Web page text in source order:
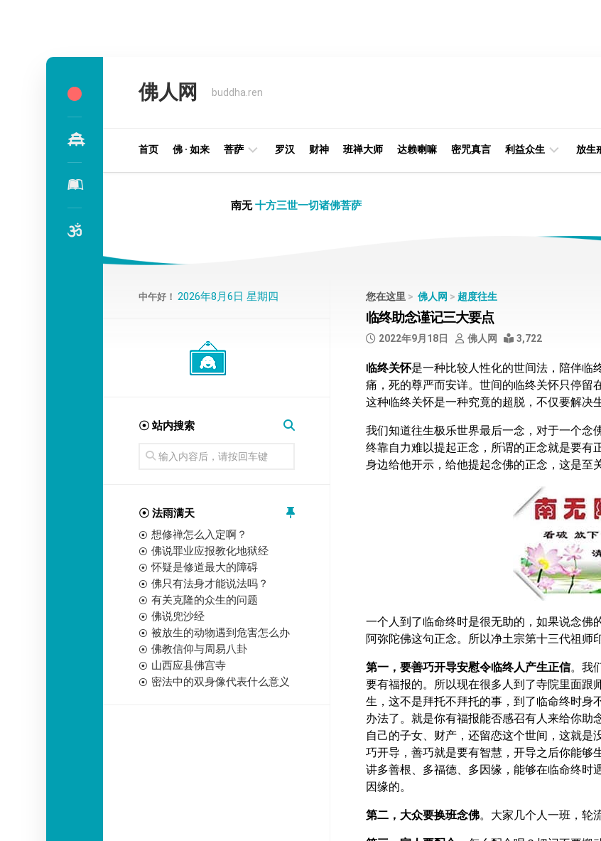
佛人网 buddha.ren
首页 佛 · 如来 菩萨
王
罗汉 财神 班禅大师 达赖喇嘛 密咒真言 利益众生 放生
南无十方三世一切诸佛菩萨
您在这里 > 佛人网 > 超度往生
临终助念谨记三大要点
2022年9月18日 佛人网 3,722
临终关怀是一种比较人性化的世间法，陪伴临
痛，死的尊严而安详。世间的临终关怀只停留
这种临终关怀是一种究竟的超脱，不仅要解决
我们知道往生极乐世界最后一念，对于一个念
终靠自力难以提起正念，所谓的正念就是要有
身边给他开示，给他提起念佛的正念，这是至
一个人到了临命终时是很无助的，如果说念佛
阿弥陀佛这句正念。所以净土宗第十三代祖师
第一，要善巧开导安慰令临终人产生正信。我
要有福报的。所以现在很多人到了寺院里面跟
生，这不是拜托不拜托的事，到了临命终时身
办法了。就是你有福报能否感召有人来给你
自己的子女、财产，还留恋这个世间，这就
巧开导，善巧就是要有智慧，开导之后你能够
讲多善根、多福德、多因缘，能够在临命终时
因缘的。
第二，大众要换班念佛。大家几个人一班，轮
中午好！ 2026年8月6日 星期四
☉ 站内搜索
☉ 法雨满天
想修禅怎么入定啊？
佛说罪业应报教化地狱经
怀疑是修道最大的障碍
佛只有法身才能说法吗？
有关克隆的众生的问题
佛说兜沙经
被放生的动物遇到危害怎么办
佛教信仰与周易八卦
山西应县佛宫寺
密法中的双身像代表什么意义